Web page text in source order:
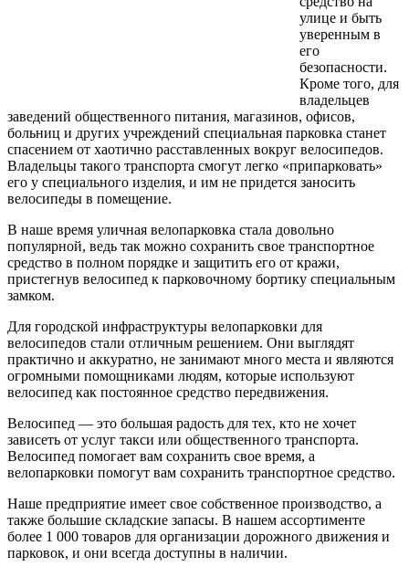
улице и быть
уверенным в
его
безопасности.
Кроме того, для
владельцев
заведений общественного питания, магазинов, офисов,
больниц и других учреждений специальная парковка станет
спасением от хаотично расставленных вокруг велосипедов.
Владельцы такого транспорта смогут легко «припарковать»
его у специального изделия, и им не придется заносить
велосипеды в помещение.
В наше время уличная велопарковка стала довольно
популярной, ведь так можно сохранить свое транспортное
средство в полном порядке и защитить его от кражи,
пристегнув велосипед к парковочному бортику специальным
замком.
Для городской инфраструктуры велопарковки для
велосипедов стали отличным решением. Они выглядят
практично и аккуратно, не занимают много места и являются
огромными помощниками людям, которые используют
велосипед как постоянное средство передвижения.
Велосипед — это большая радость для тех, кто не хочет
зависеть от услуг такси или общественного транспорта.
Велосипед помогает вам сохранить свое время, а
велопарковки помогут вам сохранить транспортное средство.
Наше предприятие имеет свое собственное производство, а
также большие складские запасы. В нашем ассортименте
более 1 000 товаров для организации дорожного движения и
парковок, и они всегда доступны в наличии.